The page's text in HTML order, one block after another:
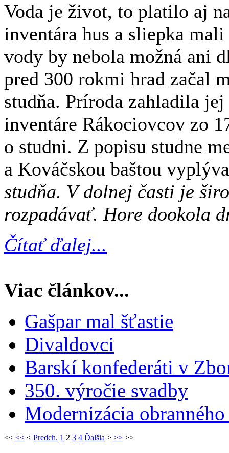
Voda je život, to platilo aj
inventára hus a sliepka
vody by nebola možná ani
pred 300 rokmi hrad začal
studňa. Príroda zahladila
inventáre Rákociovcov zo
o studni. Z popisu studne
a Kováčskou baštou
studňa. V dolnej časti je
rozpadávať. Hore dookola
Čítať ďalej...
Viac článkov...
Gašpar mal šťastie
Divaldovci
Barskí konfederáti v
350. výročie svadby
Modernizácia
<< << < Predch. 1 2 3 4 Ďalšia > >> >>